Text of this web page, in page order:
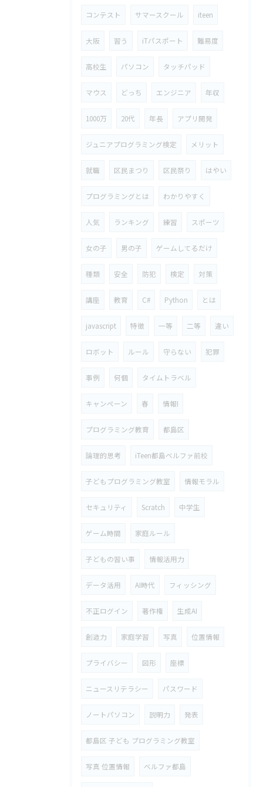
コンテスト サマースクール iteen
大阪 習う iTパスポート 難易度
高校生 パソコン タッチパッド
マウス どっち エンジニア 年収
1000万 20代 年長 アプリ開発
ジュニアプログラミング検定 メリット
就職 区民まつり 区民祭り はやい
プログラミングとは わかりやすく
人気 ランキング 練習 スポーツ
女の子 男の子 ゲームしてるだけ
種類 安全 防犯 検定 対策
講座 教育 C# Python とは
javascript 特徴 一等 二等 違い
ロボット ルール 守らない 犯罪
事例 何個 タイムトラベル
キャンペーン 春 情報I
プログラミング教育 都島区
論理的思考 iTeen都島ベルファ前校
子どもプログラミング教室 情報モラル
セキュリティ Scratch 中学生
ゲーム時間 家庭ルール
子どもの習い事 情報活用力
データ活用 AI時代 フィッシング
不正ログイン 著作権 生成AI
創造力 家庭学習 写真 位置情報
プライバシー 図形 座標
ニュースリテラシー パスワード
ノートパソコン 説明力 発表
都島区 子ども プログラミング教室
写真 位置情報 ベルファ都島